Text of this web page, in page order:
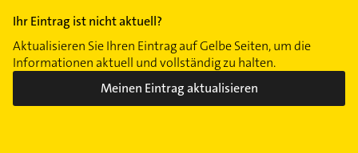
Ihr Eintrag ist nicht aktuell?
Aktualisieren Sie Ihren Eintrag auf Gelbe Seiten, um die
Informationen aktuell und vollständig zu halten.
Meinen Eintrag aktualisieren